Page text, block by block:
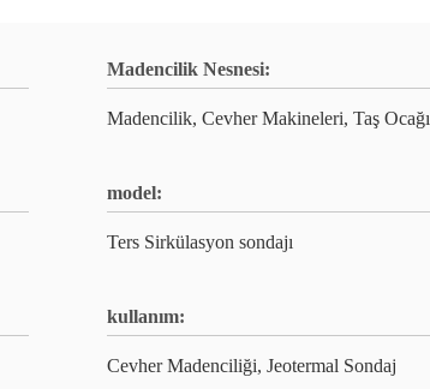
Madencilik Nesnesi:
Madencilik, Cevher Makineleri, Taş Ocağı
model:
Ters Sirkülasyon sondajı
kullanım:
Cevher Madenciliği, Jeotermal Sondaj